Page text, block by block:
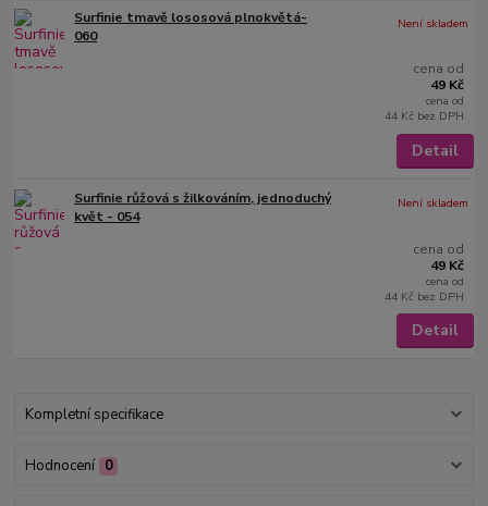
Surfinie tmavě lososová plnokvětá-
060
cena od
49 Kč
cena od
44 Kč bez DPH
Není skladem
Detail
Surfinie růžová s žilkováním, jednoduchý
květ - 054
cena od
49 Kč
cena od
44 Kč bez DPH
Není skladem
Detail
Kompletní specifikace
Hodnocení 0